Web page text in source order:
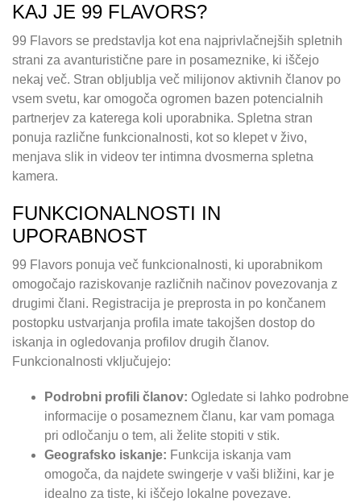
KAJ JE 99 FLAVORS?
99 Flavors se predstavlja kot ena najprivlačnejših spletnih
strani za avanturistične pare in posameznike, ki iščejo
nekaj več. Stran obljublja več milijonov aktivnih članov po
vsem svetu, kar omogoča ogromen bazen potencialnih
partnerjev za katerega koli uporabnika. Spletna stran
ponuja različne funkcionalnosti, kot so klepet v živo,
menjava slik in videov ter intimna dvosmerna spletna
kamera.
FUNKCIONALNOSTI IN
UPORABNOST
99 Flavors ponuja več funkcionalnosti, ki uporabnikom
omogočajo raziskovanje različnih načinov povezovanja z
drugimi člani. Registracija je preprosta in po končanem
postopku ustvarjanja profila imate takojšen dostop do
iskanja in ogledovanja profilov drugih članov.
Funkcionalnosti vključujejo:
Podrobni profili članov: Ogledate si lahko podrobne
informacije o posameznem članu, kar vam pomaga
pri odločanju o tem, ali želite stopiti v stik.
Geografsko iskanje: Funkcija iskanja vam
omogoča, da najdete swingerje v vaši bližini, kar je
idealno za tiste, ki iščejo lokalne povezave.